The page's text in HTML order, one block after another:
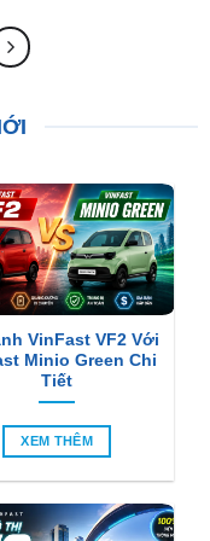
VinFast VF2 Với
Minio Green Chi
Tiết
XEM THÊM